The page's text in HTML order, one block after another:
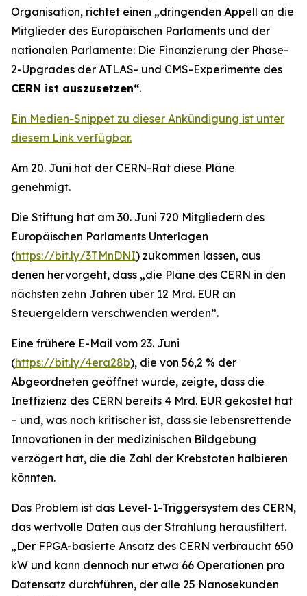
Organisation, richtet einen „dringenden Appell an die
Mitglieder des Europäischen Parlaments und der
nationalen Parlamente: Die Finanzierung der Phase-
2-Upgrades der ATLAS- und CMS-Experimente des
CERN ist auszusetzen“.
Ein Medien-Snippet zu dieser Ankündigung ist unter
diesem Link verfügbar.
Am 20. Juni hat der CERN-Rat diese Pläne
genehmigt.
Die Stiftung hat am 30. Juni 720 Mitgliedern des
Europäischen Parlaments Unterlagen
(https://bit.ly/3TMnDNI) zukommen lassen, aus
denen hervorgeht, dass „die Pläne des CERN in den
nächsten zehn Jahren über 12 Mrd. EUR an
Steuergeldern verschwenden werden”.
Eine frühere E-Mail vom 23. Juni
(https://bit.ly/4era28b), die von 56,2 % der
Abgeordneten geöffnet wurde, zeigte, dass die
Ineffizienz des CERN bereits 4 Mrd. EUR gekostet hat
– und, was noch kritischer ist, dass sie lebensrettende
Innovationen in der medizinischen Bildgebung
verzögert hat, die die Zahl der Krebstoten halbieren
könnten.
Das Problem ist das Level-1-Triggersystem des CERN,
das wertvolle Daten aus der Strahlung herausfiltert.
„Der FPGA-basierte Ansatz des CERN verbraucht 650
kW und kann dennoch nur etwa 66 Operationen pro
Datensatz durchführen, der alle 25 Nanosekunden